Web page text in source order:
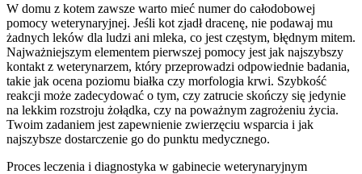
W domu z kotem zawsze warto mieć numer do całodobowej
pomocy weterynaryjnej. Jeśli kot zjadł dracenę, nie podawaj mu
żadnych leków dla ludzi ani mleka, co jest częstym, błędnym mitem.
Najważniejszym elementem pierwszej pomocy jest jak najszybszy
kontakt z weterynarzem, który przeprowadzi odpowiednie badania,
takie jak ocena poziomu białka czy morfologia krwi. Szybkość
reakcji może zadecydować o tym, czy zatrucie skończy się jedynie
na lekkim rozstroju żołądka, czy na poważnym zagrożeniu życia.
Twoim zadaniem jest zapewnienie zwierzęciu wsparcia i jak
najszybsze dostarczenie go do punktu medycznego.
Proces leczenia i diagnostyka w gabinecie weterynaryjnym